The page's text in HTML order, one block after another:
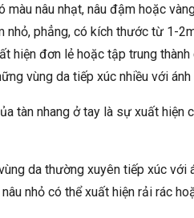
màu nâu nhạt, nâu đậm hoặc
nhỏ, phẳng, có kích thước từ 1-
hiện đơn lẻ hoặc tập trung thành
vùng da tiếp xúc nhiều với ánh
tàn nhang ở tay là sự xuất hiện
da thường xuyên tiếp xúc với
nhỏ có thể xuất hiện rải rác